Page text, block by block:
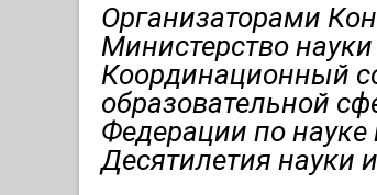
Организаторами
Министерство
Координационный
образовательной
Федерации по
Десятилетия науки